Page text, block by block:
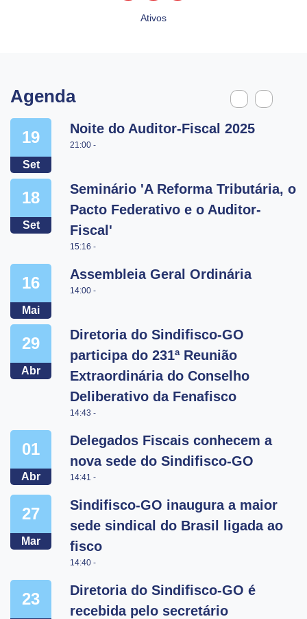
Ativos
Agenda
19
Set
Noite do Auditor-Fiscal 2025
21:00 -
18
Set
Seminário 'A Reforma Tributária, o
Pacto Federativo e o Auditor-
Fiscal'
15:16 -
16
Mai
Assembleia Geral Ordinária
14:00 -
29
Abr
Diretoria do Sindifisco-GO
participa do 231ª Reunião
Extraordinária do Conselho
Deliberativo da Fenafisco
14:43 -
01
Abr
Delegados Fiscais conhecem a
nova sede do Sindifisco-GO
14:41 -
27
Mar
Sindifisco-GO inaugura a maior
sede sindical do Brasil ligada ao
fisco
14:40 -
23
Diretoria do Sindifisco-GO é
recebida pelo secretário